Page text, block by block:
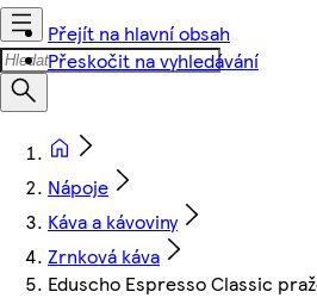
Přejít na hlavní obsah
Přeskočit na vyhledávání
Nápoje
Káva a kávoviny
Zrnková káva
Eduscho Espresso Classic